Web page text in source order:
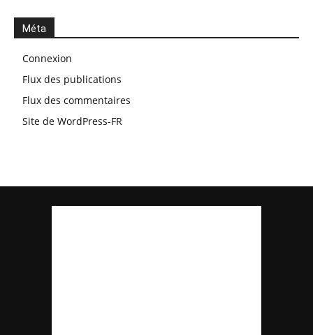
Méta
Connexion
Flux des publications
Flux des commentaires
Site de WordPress-FR